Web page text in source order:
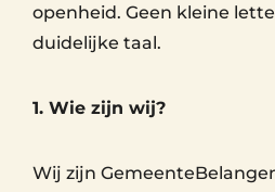
openheid. Geen kleine
duidelijke taal.
1. Wie zijn wij?
Wij zijn